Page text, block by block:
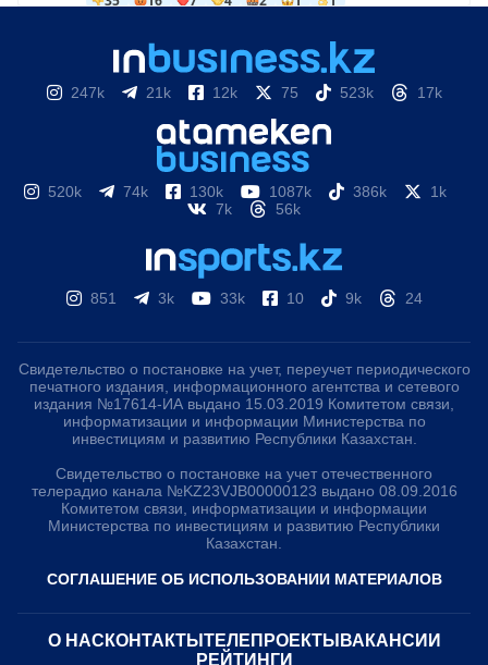
247k 21k 12k 75 523k 17k
520k 74k 130k 1087k 386k
1k
7k
56k
851 3k 33k 10 9k 24
Свидетельство о постановке на учет, переучет периодического
печатного издания, информационного агентства и сетевого
издания №17614-ИА выдано 15.03.2019 Комитетом связи,
информатизации и информации Министерства по
инвестициям и развитию Республики Казахстан.
Свидетельство о постановке на учет отечественного
телерадио канала №KZ23VJB00000123 выдано 08.09.2016
Комитетом связи, информатизации и информации
Министерства по инвестициям и развитию Республики
Казахстан.
СОГЛАШЕНИЕ ОБ ИСПОЛЬЗОВАНИИ МАТЕРИАЛОВ
О НАС КОНТАКТЫ ТЕЛЕПРОЕКТЫ ВАКАНСИИ
РЕЙТИНГИ